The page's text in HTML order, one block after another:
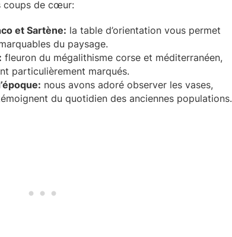
coups de cœur:
et Sartène: la table d’orientation vous permet
du paysage.
fleuron du mégalithisme corse et méditerranéen,
particulièrement marqués.
nous avons adoré observer les vases,
du quotidien des anciennes populations.